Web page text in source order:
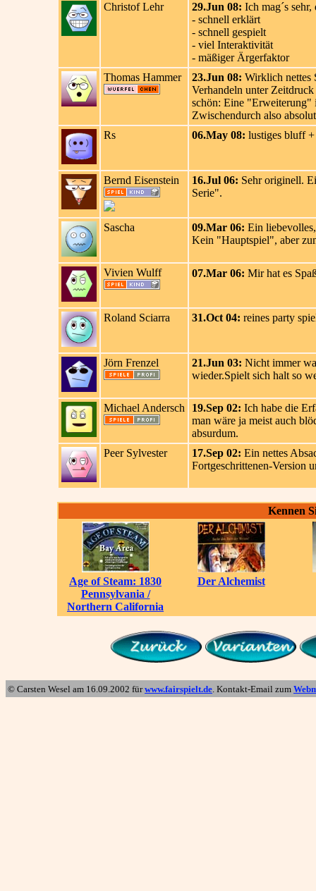
Christof Lehr
29.Jun 08: Ich mag´s sehr,
- schnell erklärt
- schnell gespielt
- viel Interaktivität
- mäßiger Ärgerfaktor
Thomas Hammer
23.Jun 08: Wirklich nettes
Verhandeln unter
schön: Eine "Erweiterung"
Zwischendurch also
Rs
06.May 08: lustiges bluff
Bernd Eisenstein 16.Jul 06: Sehr originell.
Serie".
Sascha 09.Mar 06: Ein
Kein "Hauptspiel", aber
Vivien Wulff 07.Mar 06: Mir hat es
Roland Sciarra 31.Oct 04: reines party
Jörn Frenzel 21.Jun 03: Nicht immer
wieder.Spielt sich halt so
Michael Andersch 19.Sep 02: Ich habe die
man wäre ja meist auch
absurdum.
Peer Sylvester
17.Sep 02: Ein nettes
Fortgeschrittenen-Version
Kennen
Age of Steam: 1830
Pennsylvania /
Northern California
Der Alchemist
© Carsten Wesel am 16.09.2002 fürwww.fairspielt.de. Kontakt-Email zum